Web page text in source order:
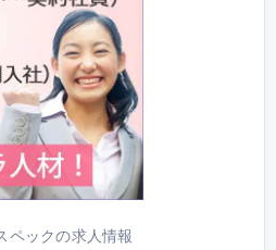
ペックの求人情報